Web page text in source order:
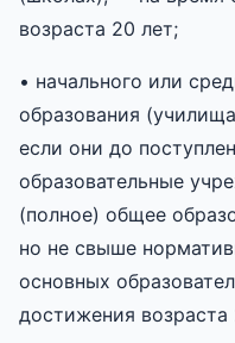
возраста 20 лет;
• начального или
образования
если они до
образовательные
(полное) общее
но не свыше
основных
достижения возраста